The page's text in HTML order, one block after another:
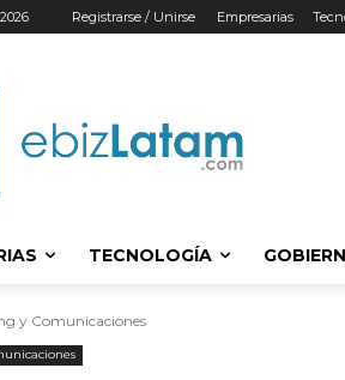
Registrarse / Unirse Empresarias
TECNOLOGÍA
y Comunicaciones